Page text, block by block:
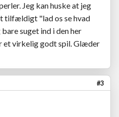
Jeg kan huske at jeg
tilfældigt "lad os se hvad
suget ind i den her
et virkelig godt spil. Glæder
#3